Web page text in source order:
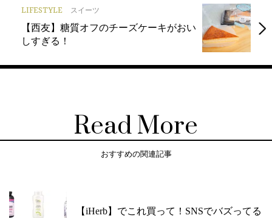
LIFESTYLE スイーツ
【西友】糖質オフのチーズケーキがおい
しすぎる！
Read More
おすすめの関連記事
【iHerb】でこれ買って！SNSでバズってる